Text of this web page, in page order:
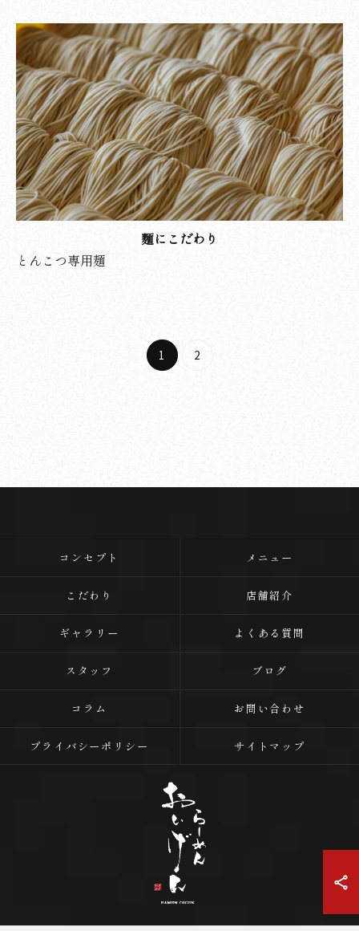
麵にこだわり
とんこつ専用麺
1 2
コンセプト メニュー
こだわり 店舗紹介
ギャラリー よくある質問
スタッフ ブログ
コラム お問い合わせ
プライバシーポリシー サイトマップ